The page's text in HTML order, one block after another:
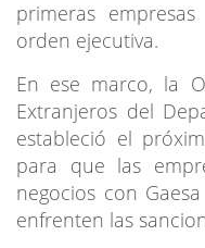
primeras
orden ejecutiva.
En ese marco, la
Extranjeros del
estableció el
para que las
negocios con
enfrenten las